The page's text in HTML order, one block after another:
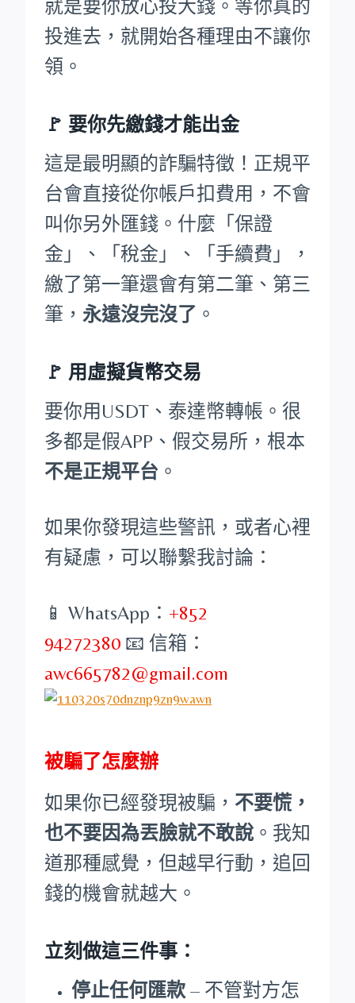
就是要你放心投大錢。等你真的
投進去，就開始各種理由不讓你
領。
🚩 要你先繳錢才能出金
這是最明顯的詐騙特徵！正規平
台會直接從你帳戶扣費用，不會
叫你另外匯錢。什麼「保證
金」、「稅金」、「手續費」，
繳了第一筆還會有第二筆、第三
筆， 永遠沒完沒了 。
🚩 用虛擬貨幣交易
要你用USDT、泰達幣轉帳。很
多都是假APP、假交易所，根本
不是正規平台 。
如果你發現這些警訊，或者心裡
有疑慮，可以聯繫我討論：
📱 WhatsApp： +852
94272380 📧 信箱：
awc665782@gmail.com
被騙了怎麼辦
如果你已經發現被騙， 不要慌，
也不要因為丟臉就不敢說 。我知
道那種感覺，但越早行動，追回
錢的機會就越大。
立刻做這三件事：
停止任何匯款 – 不管對方怎